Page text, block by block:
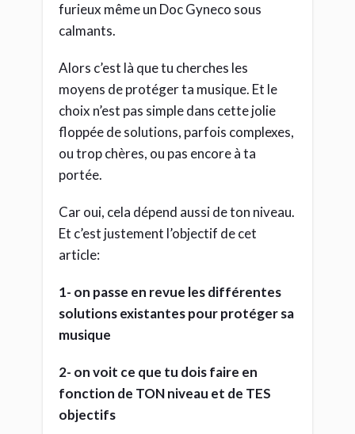
furieux même un Doc Gyneco sous
calmants.
Alors c’est là que tu cherches les
moyens de protéger ta musique. Et le
choix n’est pas simple dans cette jolie
floppée de solutions, parfois complexes,
ou trop chères, ou pas encore à ta
portée.
Car oui, cela dépend aussi de ton niveau.
Et c’est justement l’objectif de cet
article:
1- on passe en revue les différentes
solutions existantes pour protéger sa
musique
2- on voit ce que tu dois faire en
fonction de TON niveau et de TES
objectifs